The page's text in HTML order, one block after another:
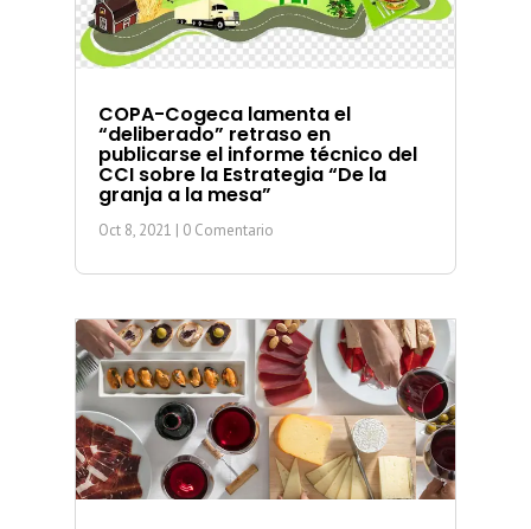
COPA-Cogeca lamenta el
“deliberado” retraso en
publicarse el informe técnico del
CCI sobre la Estrategia “De la
granja a la mesa”
Oct 8, 2021 | 0 Comentario